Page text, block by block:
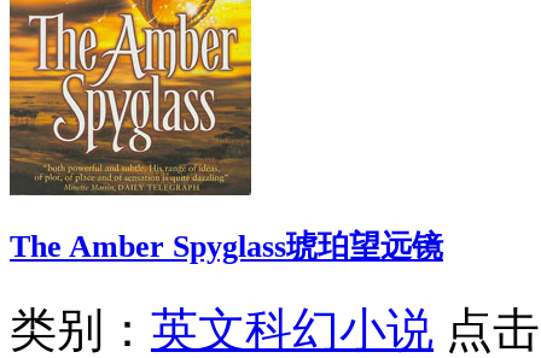
The Amber Spyglass琥珀望远镜
类别： 英文科幻小说 点